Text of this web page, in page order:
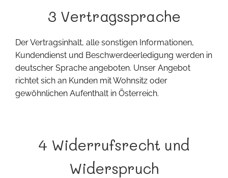
3 Vertragssprache
Der Vertragsinhalt, alle sonstigen Informationen,
Kundendienst und Beschwerdeerledigung werden in
deutscher Sprache angeboten. Unser Angebot
richtet sich an Kunden mit Wohnsitz oder
gewöhnlichen Aufenthalt in Österreich.
4 Widerrufsrecht und
Widerspruch